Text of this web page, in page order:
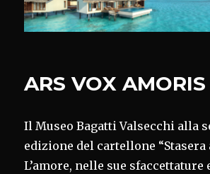
ARS VOX AMORIS
Il Museo Bagatti Valsecchi alla
edizione del cartellone “Stasera
L’amore, nelle sue sfaccettature